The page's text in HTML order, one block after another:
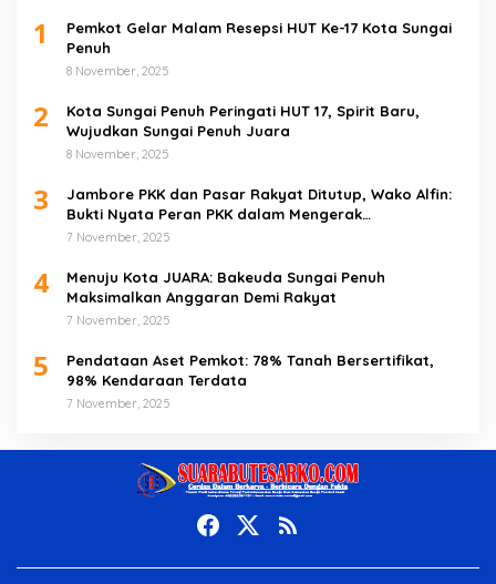
1
Pemkot Gelar Malam Resepsi HUT Ke-17 Kota Sungai
Penuh
8 November, 2025
2
Kota Sungai Penuh Peringati HUT 17, Spirit Baru,
Wujudkan Sungai Penuh Juara
8 November, 2025
3
Jambore PKK dan Pasar Rakyat Ditutup, Wako Alfin:
Bukti Nyata Peran PKK dalam Mengerak
Perekonomian Masyarakat
7 November, 2025
4
Menuju Kota JUARA: Bakeuda Sungai Penuh
Maksimalkan Anggaran Demi Rakyat
7 November, 2025
5
Pendataan Aset Pemkot: 78% Tanah Bersertifikat,
98% Kendaraan Terdata
7 November, 2025